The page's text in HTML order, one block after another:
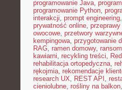
programowanie Java,
programowanie Python,
interakcji, prompt engineering,
prywatność online,
owocowe, przetwory
kempingowa, przygotowanie
RAG, ramen domowy,
kawiarni, recykling treści,
rehabilitacja ortopedyczna,
rękojmia, rekomendacje
research UX, REST API ,
cieniolubne, rośliny na balkon,